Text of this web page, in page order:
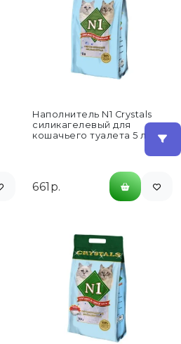
Наполнитель N1 Crystals
силикагелевый для
кошачьего туалета 5 л
661р.